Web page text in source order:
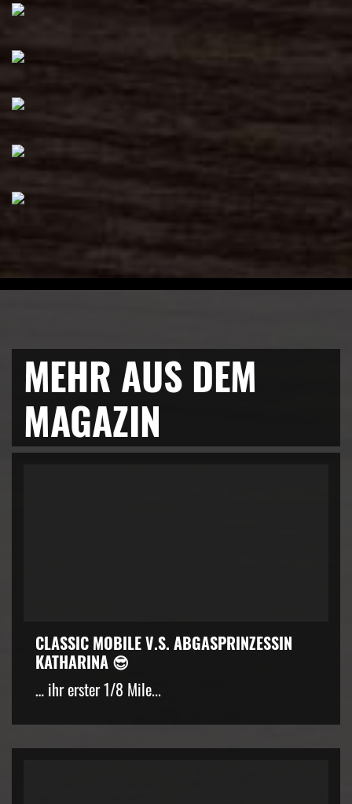
MEHR AUS DEM
MAGAZIN
CLASSIC MOBILE V.S. ABGASPRINZESSIN
KATHARINA 😎
… ihr erster 1/8 Mile...